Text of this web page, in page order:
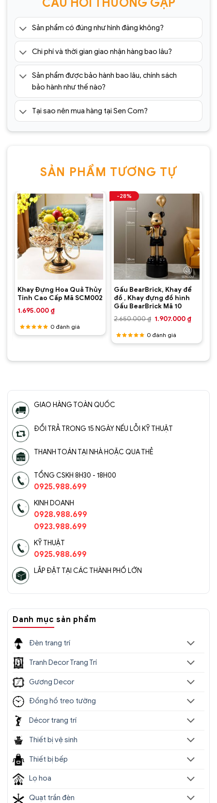
Sản phẩm có đúng như hình đăng không?
Chi phí và thời gian giao nhận hàng bao lâu?
Sản phẩm được bảo hành bao lâu, chính sách
bảo hành như thế nào?
Tại sao nên mua hàng tại Sen Com?
SẢN PHẨM TƯƠNG TỰ
Khay Đựng Hoa Quả Thủy
Tinh Cao Cấp Mã SCM002
1.695.000 ₫
Được
0 đánh giá
-28%
Gấu BearBrick, Khay để
đồ , Khay đựng đồ hình
Gấu BearBrick Mã 10
2.650.000₫ Giá
2.650.000 ₫.
1.907.000 ₫Giá
Được
55 sao
0 đánh giá
GIAO HÀNG TOÀN QUỐC
ĐỔI TRẢ TRONG 15 NGÀY NẾU LỖI KỸ THUẬT
THANH TOÁN TẠI NHÀ HOẶC QUA THẺ
TỔNG CSKH 8H30 - 18H00
0925.988.699
KINH DOANH
0928.988.699
0923.988.699
KỸ THUẬT
0925.988.699
LẮP ĐẶT TẠI CÁC THÀNH PHỐ LỚN
Danh mục sản phẩm
Đèn trang trí
Tranh Decor Trang Trí
Gương Decor
Đồng hồ treo tường
Décor trang trí
Thiết bị vệ sinh
Thiết bị bếp
Lọ hoa
Quạt trần đèn